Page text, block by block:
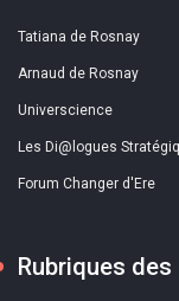
Tatiana de Rosnay
Arnaud de Rosnay
Universcience
Les Di@logues
Forum Changer d'Ere
Rubriques